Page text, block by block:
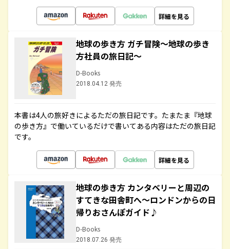
詳細を見る
地球の歩き方 ガチ冒険～地球の歩き
方社員の旅日記～
D-Books
2018.04.12 発売
本書は4人の旅好きによるただの旅日記です。たまたま『地球
の歩き方』で働いているだけで書いてある内容はただの旅日記
です。
詳細を見る
地球の歩き方 カンタベリーと周辺の
すてきな田舎町へ～ロンドンからの日
帰りおさんぽガイド♪
D-Books
2018.07.26 発売